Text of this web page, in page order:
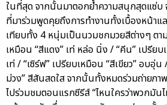
ในที่สุด จากนั้นมาตอกย้ำความสนุกสุดแซ่บ
ที่มาร่วมพูดคุยถึงการทำงานทั้งเบื้องหน้าแ
เทียบทั้ง 4 หนุ่มเป็นนวมชกมวยสีต่างๆ ตาม
เหมือน “สีแดง” เท่ หล่อ นิ่ง / “คีน” เปรียบ
เท่ / “เซิร์ฟ” เปรียบเหมือน “สีเขียว” อบอุ่น
ม่วง” สีสันสดใส จากนั้นทั้งหมดร่วมถ่ายภา
ไปร่วมชมตอนแรกซีรีส์ “ไหนใครว่าพวกมั